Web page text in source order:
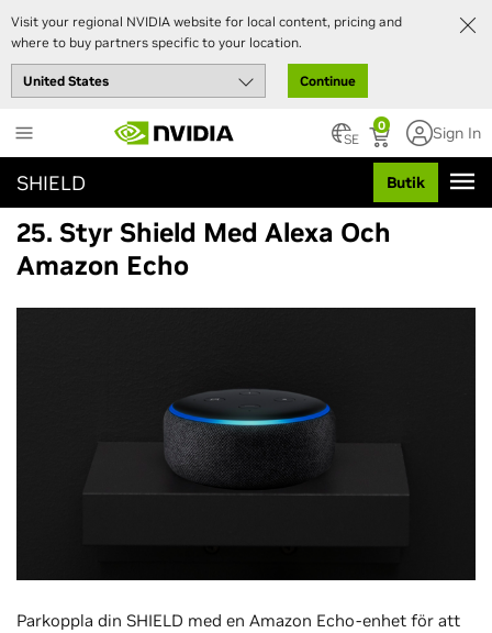
Visit your regional NVIDIA website for local content, pricing and
where to buy partners specific to your location.
Continue
to
main
content
0
SE Sign In
SHIELD Butik
25. Styr Shield Med Alexa Och
Amazon Echo
Parkoppla din SHIELD med en Amazon Echo-enhet för att